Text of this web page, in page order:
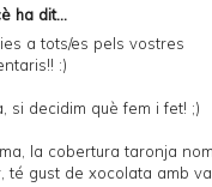
ha dit...
a tots/es pels vostres
:)
si decidim què fem i fet! ;)
la cobertura taronja
té gust de xocolata amb